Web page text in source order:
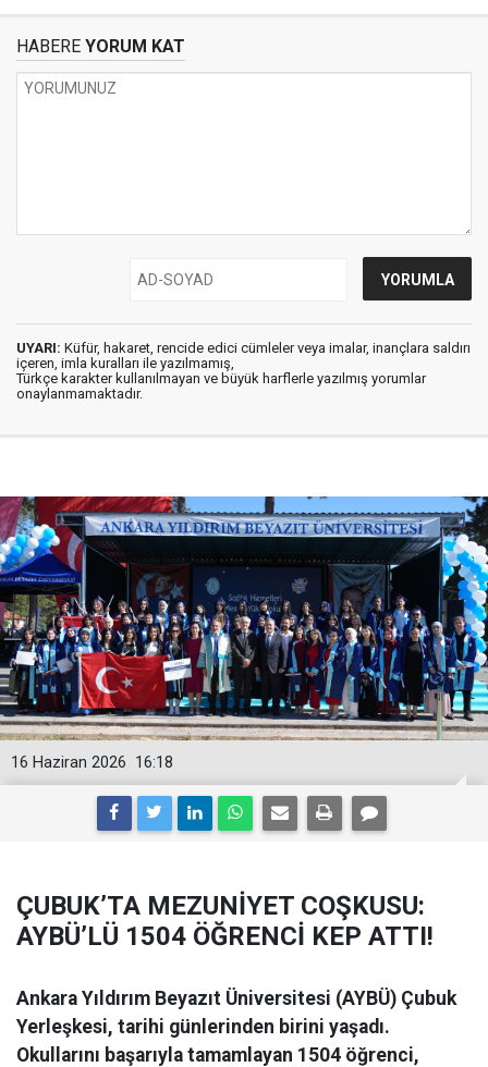
HABERE YORUM KAT
UYARI: Küfür, hakaret, rencide edici cümleler veya imalar, inançlara saldırı
içeren, imla kuralları ile yazılmamış,
Türkçe karakter kullanılmayan ve büyük harflerle yazılmış yorumlar
onaylanmamaktadır.
16:18
16 Haziran 2026
ÇUBUK’TA MEZUNİYET COŞKUSU:
AYBÜ’LÜ 1504 ÖĞRENCİ KEP ATTI!
Ankara Yıldırım Beyazıt Üniversitesi (AYBÜ) Çubuk
Yerleşkesi, tarihi günlerinden birini yaşadı.
Okullarını başarıyla tamamlayan 1504 öğrenci,